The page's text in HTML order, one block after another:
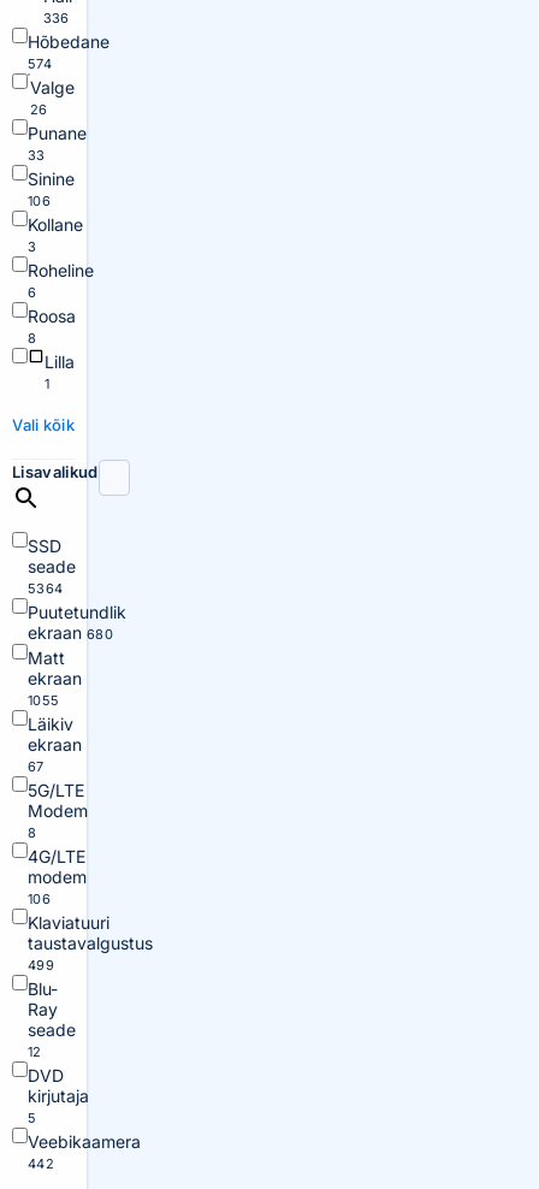
336
Hõbedane
574
Valge
26
Punane
33
Sinine
106
Kollane
3
Roheline
6
Roosa
8
Lilla
1
Vali kõik
Lisavalikud
SSD
seade
5364
Puutetundlik
ekraan 680
Matt
ekraan
1055
Läikiv
ekraan
67
5G/LTE
Modem
8
4G/LTE
modem
106
Klaviatuuri
taustavalgustus
499
Blu-
Ray
seade
12
DVD
kirjutaja
5
Veebikaamera
442